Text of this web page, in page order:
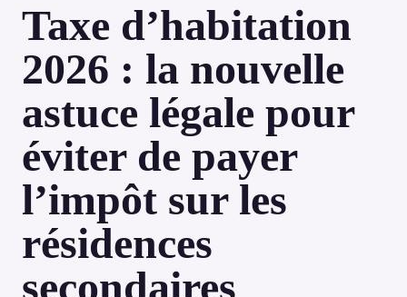
Taxe d’habitation
2026 : la nouvelle
astuce légale pour
éviter de payer
l’impôt sur les
résidences
secondaires